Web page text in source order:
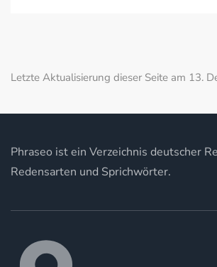
Letzte Aktualisierung dieser Seite am 13.
Phraseo ist ein Verzeichnis deutscher
Redensarten und Sprichwörter.